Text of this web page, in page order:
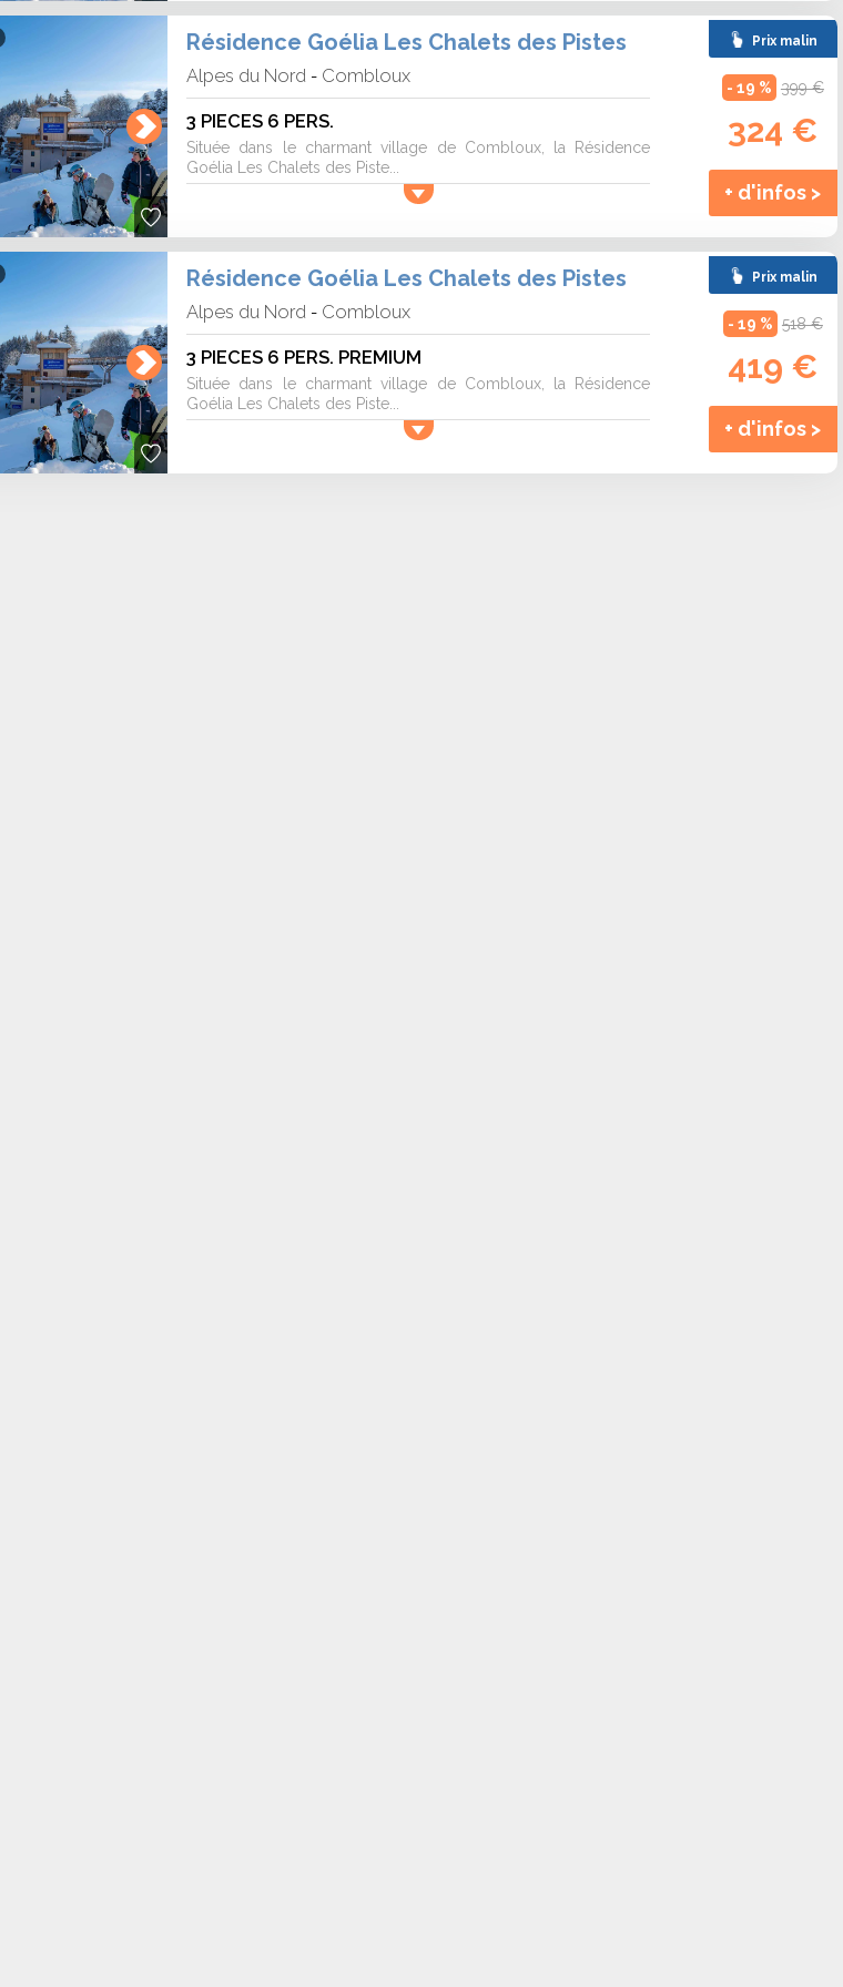
Résidence Goélia Les Chalets des Pistes
Alpes du Nord - Combloux
3 PIECES 6 PERS.
Située dans le charmant village de Combloux, la Résidence
Goélia Les Chalets des Piste...
Prix malin
- 19 % 399 €
324 €
+ d'infos >
Résidence Goélia Les Chalets des Pistes
Alpes du Nord - Combloux
3 PIECES 6 PERS. PREMIUM
Située dans le charmant village de Combloux, la Résidence
Goélia Les Chalets des Piste...
Prix malin
- 19 % 518 €
419 €
+ d'infos >